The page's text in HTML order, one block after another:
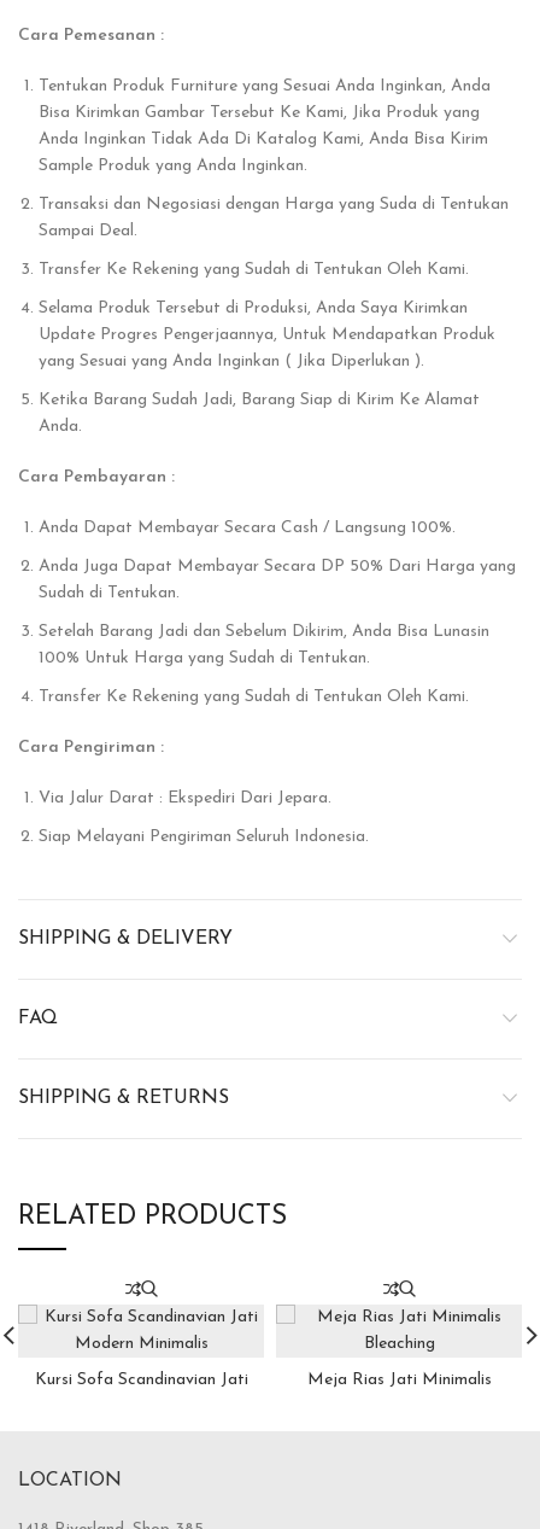
Cara Pemesanan :
Tentukan Produk Furniture yang Sesuai Anda Inginkan, Anda
Bisa Kirimkan Gambar Tersebut Ke Kami, Jika Produk yang
Anda Inginkan Tidak Ada Di Katalog Kami, Anda Bisa Kirim
Sample Produk yang Anda Inginkan.
Transaksi dan Negosiasi dengan Harga yang Suda di Tentukan
Sampai Deal.
Transfer Ke Rekening yang Sudah di Tentukan Oleh Kami.
Selama Produk Tersebut di Produksi, Anda Saya Kirimkan
Update Progres Pengerjaannya, Untuk Mendapatkan Produk
yang Sesuai yang Anda Inginkan ( Jika Diperlukan ).
Ketika Barang Sudah Jadi, Barang Siap di Kirim Ke Alamat
Anda.
Cara Pembayaran :
Anda Dapat Membayar Secara Cash / Langsung 100%.
Anda Juga Dapat Membayar Secara DP 50% Dari Harga yang
Sudah di Tentukan.
Setelah Barang Jadi dan Sebelum Dikirim, Anda Bisa Lunasin
100% Untuk Harga yang Sudah di Tentukan.
Transfer Ke Rekening yang Sudah di Tentukan Oleh Kami.
Cara Pengiriman :
Via Jalur Darat : Ekspediri Dari Jepara.
Siap Melayani Pengiriman Seluruh Indonesia.
SHIPPING & DELIVERY
FAQ
SHIPPING & RETURNS
RELATED PRODUCTS
Kursi Sofa Scandinavian Jati
Meja Rias Jati Minimalis
LOCATION